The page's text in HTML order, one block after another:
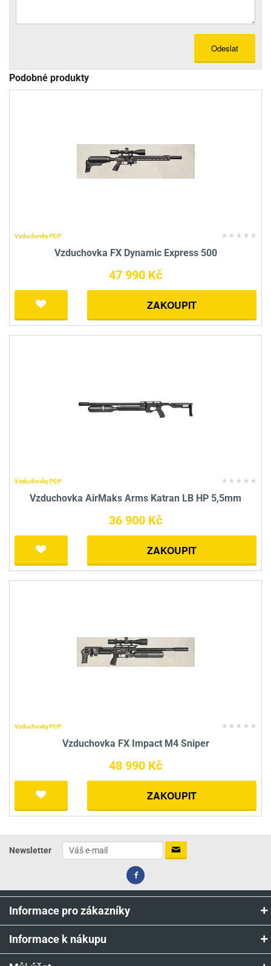
Odeslat
Podobné produkty
Vzduchovky PCP
Vzduchovka FX Dynamic Express 500
47 990 Kč
ZAKOUPIT
Vzduchovky PCP
Vzduchovka AirMaks Arms Katran LB HP 5,5mm
36 900 Kč
ZAKOUPIT
Vzduchovky PCP
Vzduchovka FX Impact M4 Sniper
48 990 Kč
ZAKOUPIT
Newsletter
Informace pro zákazníky
Informace k nákupu